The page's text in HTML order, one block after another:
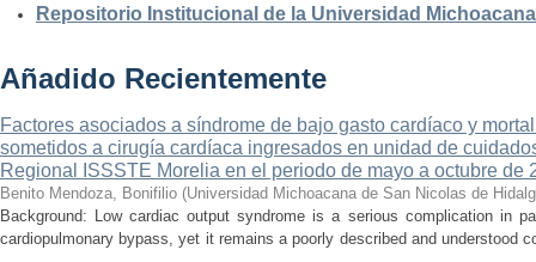
Repositorio Institucional de la Universidad
Añadido Recientemente
Factores asociados a síndrome de bajo gasto cardíaco y
sometidos a cirugía cardíaca ingresados en unidad de
Regional ISSSTE Morelia en el periodo de mayo a octubre de
Benito Mendoza, Bonifilio (Universidad Michoacana de San Nicolas de
Background: Low cardiac output syndrome is a serious complication in
cardiopulmonary bypass, yet it remains a poorly described and understood